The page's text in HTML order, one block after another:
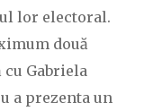
186 LIKES
lor electoral.
două
Gabriela
a prezenta un